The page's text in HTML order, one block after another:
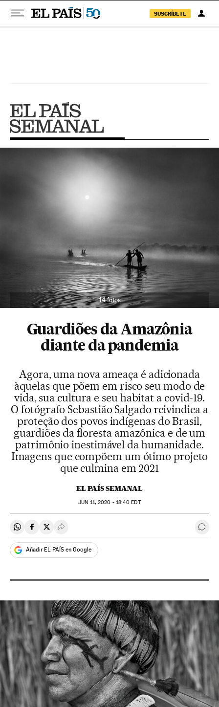
SUSCRÍBETE
14 fotos
Guardiões da Amazônia
diante da pandemia
Agora, uma nova ameaça é adicionada
àquelas que põem em risco seu modo de
vida, sua cultura e seu habitat a covid-19.
O fotógrafo Sebastião Salgado reivindica a
proteção dos povos indígenas do Brasil,
guardiões da floresta amazônica e de um
patrimônio inestimável da humanidade.
Imagens que compõem um ótimo projeto
que culmina em 2021
EL PAÍS SEMANAL
JUN 11, 2020 - 18:40 EDT
Compartir en Whatsapp
Compartir en Facebook
Compartir en Twitter
Desplegar Redes Sociales
Añadir EL PAÍS en Google